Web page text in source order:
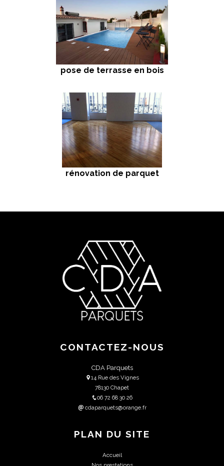
pose de terrasse en bois
rénovation de parquet
CONTACTEZ-NOUS
CDA Parquets
14 Rue des Vignes
78130 Chapet
06 72 68 30 26
cdaparquets@orange.fr
PLAN DU SITE
Accueil